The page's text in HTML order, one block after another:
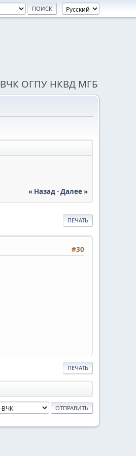
ВЧК ОГПУ НКВД МГБ
« Назад-Далее »
ПЕЧАТЬ
#30
ПЕЧАТЬ